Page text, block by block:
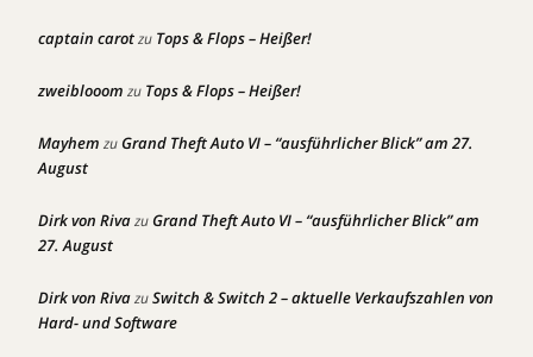
captain carotzu Tops & Flops – Heißer!
zweiblooom zu Tops & Flops – Heißer!
Mayhem zuGrand Theft Auto VI – “ausführlicher Blick” am 27.
August
Dirk von RivazuGrand Theft Auto VI – “ausführlicher Blick” am
27. August
Dirk von RivazuSwitch & Switch 2 – aktuelle Verkaufszahlen von
Hard- und Software